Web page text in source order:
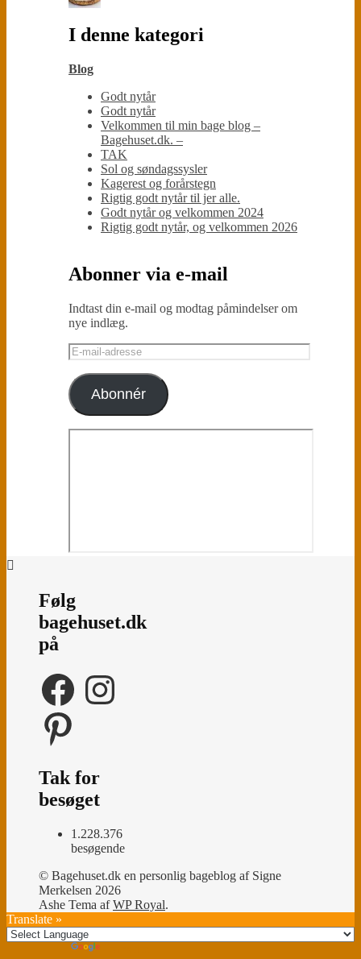
I denne kategori
Blog
Godt nytår
Godt nytår
Velkommen til min bage blog –
Bagehuset.dk. –
TAK
Sol og søndagssysler
Kagerest og forårstegn
Rigtig godt nytår til jer alle.
Godt nytår og velkommen 2024
Rigtig godt nytår, og velkommen 2026
Abonner via e-mail
Indtast din e-mail og modtag påmindelser om
nye indlæg.
E-
mail-
adresse
Abonnér
Følg
bagehuset.dk
på
FacebookInstagram
Pinterest
Tak for
besøget
1.228.376
besøgende
© Bagehuset.dk en personlig bageblog af Signe
Merkelsen 2026
Ashe Tema afWP Royal.
Translate »